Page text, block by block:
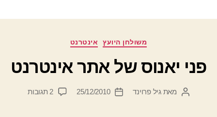
קטגוריותמשולחן היועץ אינטרנט
פני יאנוס של אתר אינטרנט
המחבר
מאתגיל פרוינד
תאריך25/12/2010 2 תגובות
על